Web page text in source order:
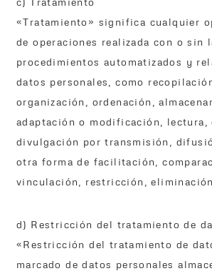
«Tratamiento» significa cualquier
de operaciones realizada con o sin
procedimientos automatizados y
datos personales, como
organización, ordenación,
adaptación o modificación, lectura,
divulgación por transmisión,
otra forma de facilitación,
vinculación, restricción,
d) Restricción del tratamiento de
«Restricción del tratamiento de
marcado de datos personales